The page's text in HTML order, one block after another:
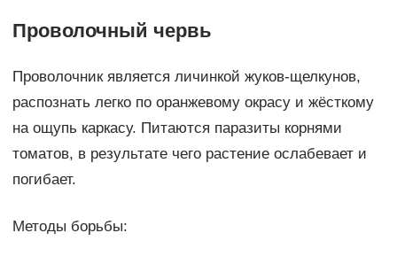
Проволочный червь
Проволочник является личинкой жуков-щелкунов,
распознать легко по оранжевому окрасу и жёсткому
на ощупь каркасу. Питаются паразиты корнями
томатов, в результате чего растение ослабевает и
погибает.
Методы борьбы: